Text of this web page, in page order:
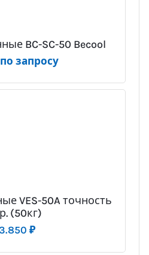
BC-SC-50 Becool
запросу
VES-50A точность
(50кг)
₽